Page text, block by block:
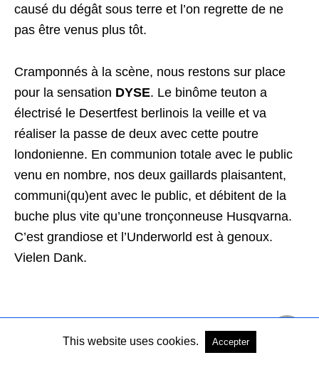
causé du dégât sous terre et l’on regrette de ne
pas être venus plus tôt.
Cramponnés à la scène, nous restons sur place
pour la sensation DYSE. Le binôme teuton a
électrisé le Desertfest berlinois la veille et va
réaliser la passe de deux avec cette poutre
londonienne. En communion totale avec le public
venu en nombre, nos deux gaillards plaisantent,
communi(qu)ent avec le public, et débitent de la
buche plus vite qu’une tronçonneuse Husqvarna.
C’est grandiose et l’Underworld est à genoux.
Vielen Dank.
This website uses cookies. Accepter